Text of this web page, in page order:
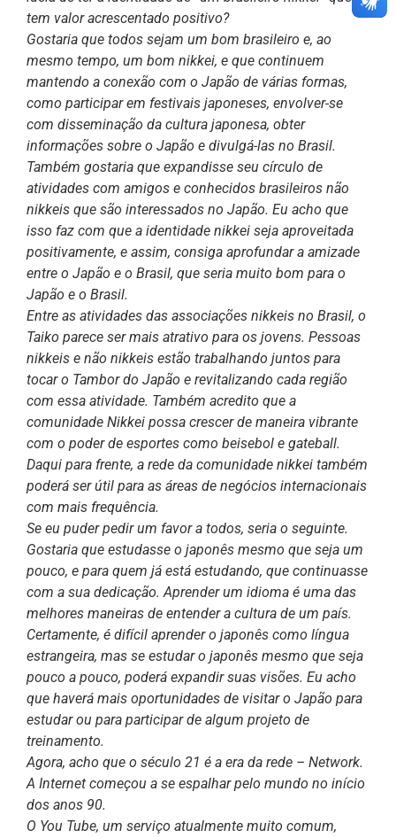
tem valor acrescentado positivo?
Gostaria que todos sejam um bom brasileiro e, ao
mesmo tempo, um bom nikkei, e que continuem
mantendo a conexão com o Japão de várias formas,
como participar em festivais japoneses, envolver-se
com disseminação da cultura japonesa, obter
informações sobre o Japão e divulgá-las no Brasil.
Também gostaria que expandisse seu círculo de
atividades com amigos e conhecidos brasileiros não
nikkeis que são interessados no Japão. Eu acho que
isso faz com que a identidade nikkei seja aproveitada
positivamente, e assim, consiga aprofundar a amizade
entre o Japão e o Brasil, que seria muito bom para o
Japão e o Brasil.
Entre as atividades das associações nikkeis no Brasil, o
Taiko parece ser mais atrativo para os jovens. Pessoas
nikkeis e não nikkeis estão trabalhando juntos para
tocar o Tambor do Japão e revitalizando cada região
com essa atividade. Também acredito que a
comunidade Nikkei possa crescer de maneira vibrante
com o poder de esportes como beisebol e gateball.
Daqui para frente, a rede da comunidade nikkei também
poderá ser útil para as áreas de negócios internacionais
com mais frequência.
Se eu puder pedir um favor a todos, seria o seguinte.
Gostaria que estudasse o japonês mesmo que seja um
pouco, e para quem já está estudando, que continuasse
com a sua dedicação. Aprender um idioma é uma das
melhores maneiras de entender a cultura de um país.
Certamente, é difícil aprender o japonês como língua
estrangeira, mas se estudar o japonês mesmo que seja
pouco a pouco, poderá expandir suas visões. Eu acho
que haverá mais oportunidades de visitar o Japão para
estudar ou para participar de algum projeto de
treinamento.
Agora, acho que o século 21 é a era da rede – Network.
A Internet começou a se espalhar pelo mundo no início
dos anos 90.
O You Tube, um serviço atualmente muito comum,